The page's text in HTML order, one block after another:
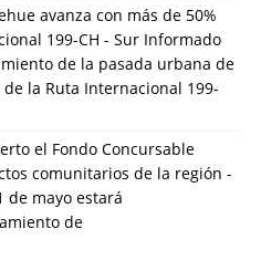
avanza con más de 50%
199-CH - Sur Informado
de la pasada urbana de
la Ruta Internacional 199-
el Fondo Concursable
comunitarios de la región -
de mayo estará
de